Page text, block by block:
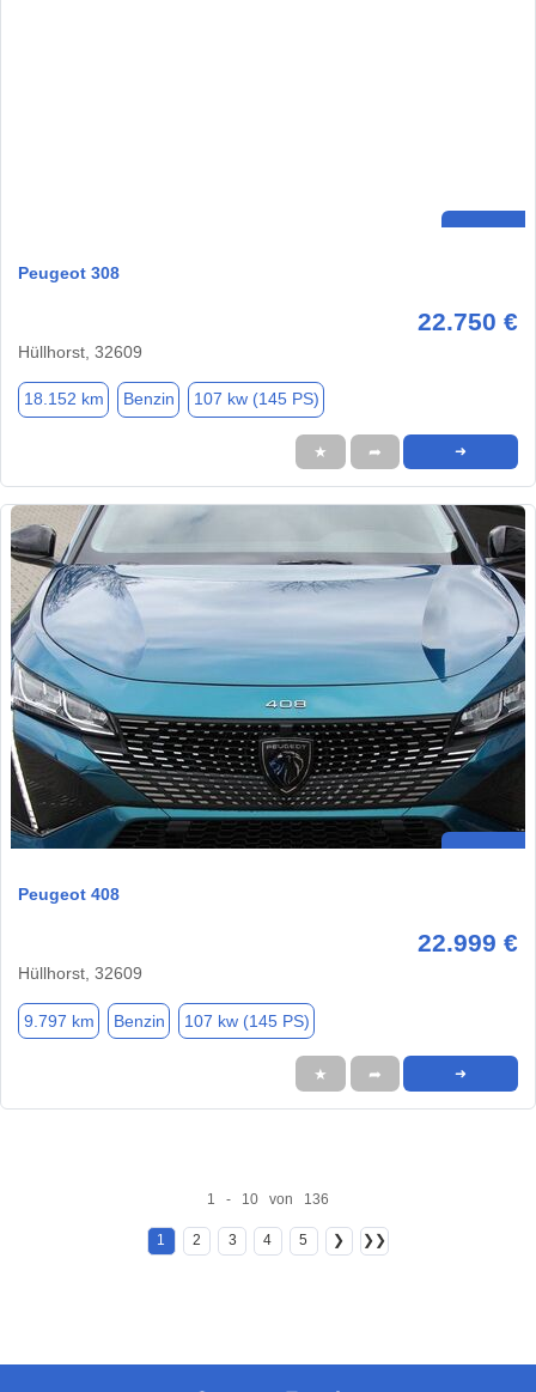
Peugeot 308
22.750 €
Hüllhorst, 32609
18.152 km Benzin 107 kw (145 PS)
★ ➦ ➜
Peugeot 408
22.999 €
Hüllhorst, 32609
9.797 km Benzin 107 kw (145 PS)
★ ➦ ➜
1 - 10 von 136
1 2 3 4 5 ❯ ❯❯